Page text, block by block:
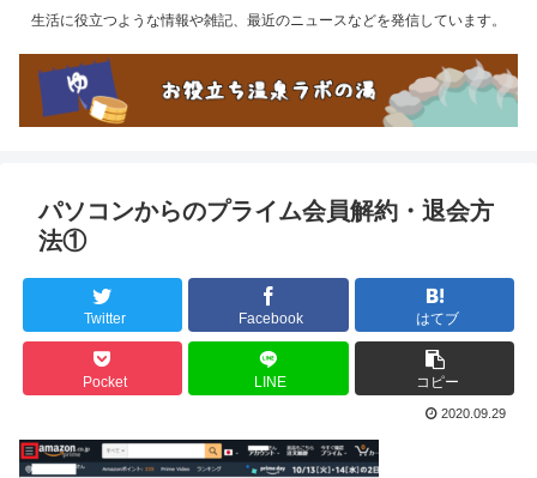
生活に役立つような情報や雑記、最近のニュースなどを発信しています。
パソコンからのプライム会員解約・退会方
法①
Twitter Facebook はてブ
Pocket LINE コピー
2020.09.29